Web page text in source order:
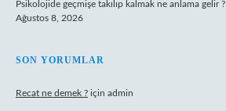
Psikolojide geçmişe takılıp kalmak ne anlama gelir ?
Ağustos 8, 2026
SON YORUMLAR
Recat ne demek ? için admin